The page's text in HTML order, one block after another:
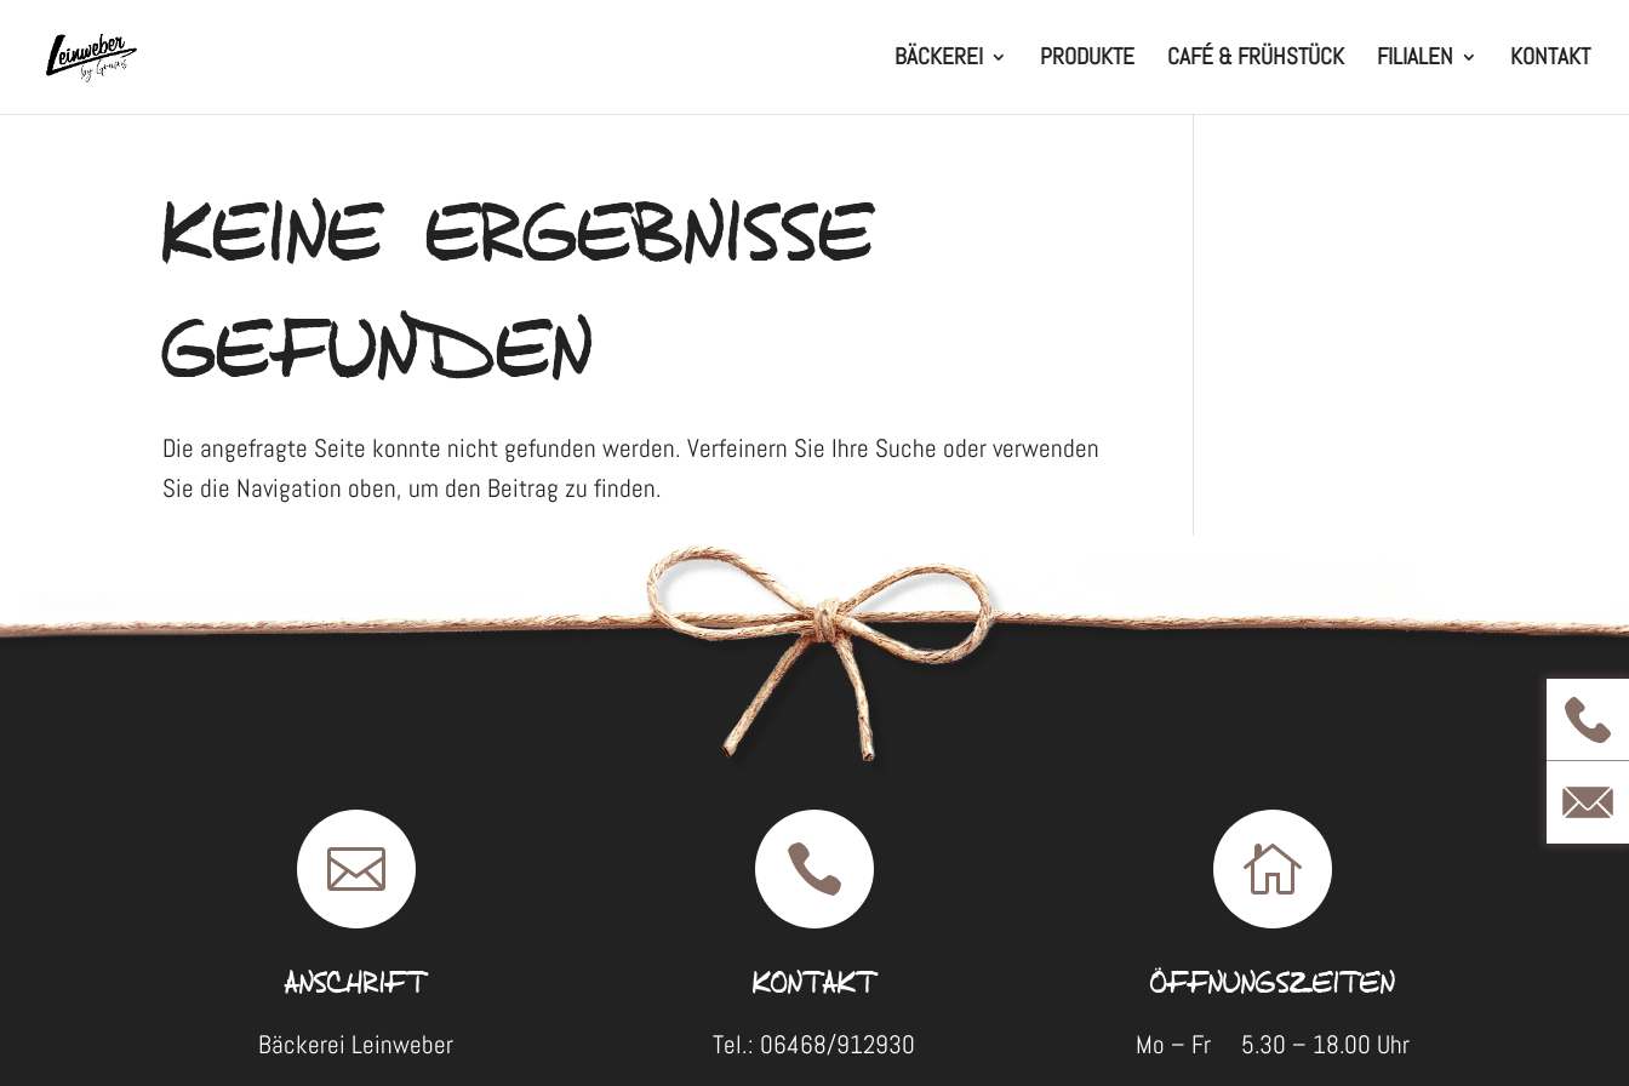
BÄCKEREI PRODUKTE CAFÉ & FRÜHSTÜCK FILIALEN KONTAKT
KEINE ERGEBNISSE
GEFUNDEN
Die angefragte Seite konnte nicht gefunden werden. Verfeinern Sie Ihre Suche oder verwenden
Sie die Navigation oben, um den Beitrag zu finden.

ANSCHRIFT
Bäckerei Leinweber

KONTAKT
Tel.: 06468/912930

ÖFFNUNGSZEITEN
Mo – Fr 5.30 – 18.00 Uhr